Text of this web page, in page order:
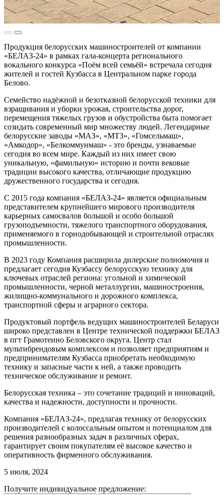
Продукция белорусских машиностроителей от компании
«БЕЛАЗ-24» в рамках гала-концерта регионального
вокального конкурса «Поём всей семьёй» встречала сегодня
жителей и гостей Кузбасса в Центральном парке города
Белово.
Семейство надёжной и безотказной белорусской техники для
взращивания и уборки урожая, строительства дорог,
перемещения тяжелых грузов и обустройства быта помогает
созидать современный мир множеству людей. Легендарные
белорусские заводы «МАЗ», «МТЗ», «Гомсельмаш»,
«Амкодор», «Белкоммунмаш» - это бренды, узнаваемые
сегодня во всем мире. Каждый из них имеет свою
уникальную, «фамильную» историю и почти вековые
традиции высокого качества, отличающие продукцию
дружественного государства и сегодня.
С 2015 года компания «БЕЛАЗ-24» является официальным
представителем крупнейшего мирового производителя
карьерных самосвалов большой и особо большой
грузоподъемности, тяжелого транспортного оборудования,
применяемого в горнодобывающей и строительной отраслях
промышленности.
В 2023 году Компания расширила дилерские полномочия и
предлагает сегодня Кузбассу белорусскую технику для
ключевых отраслей региона: угольной и химической
промышленности, черной металлургии, машиностроения,
жилищно-коммунального и дорожного комплекса,
транспортной сферы и аграрного сектора.
Продуктовый портфель ведущих машиностроителей Беларуси
широко представлен в Центре технической поддержки БЕЛАЗ
в пгт Грамотеино Беловского округа. Центр стал
мультибрендовым комплексом и позволяет предприятиям и
предпринимателям Кузбасса приобретать необходимую
технику и запасные части к ней, а также проводить
техническое обслуживание и ремонт.
Белорусская техника – это сочетание традиций и инноваций,
качества и надежности, доступности и прочности.
Компания «БЕЛАЗ-24», предлагая технику от белорусских
производителей с колоссальным опытом и потенциалом для
решения разнообразных задач в различных сферах,
гарантирует своим покупателям её высокое качество и
оперативность фирменного обслуживания.
5 июля, 2024
Получите индивидуальное предложение: